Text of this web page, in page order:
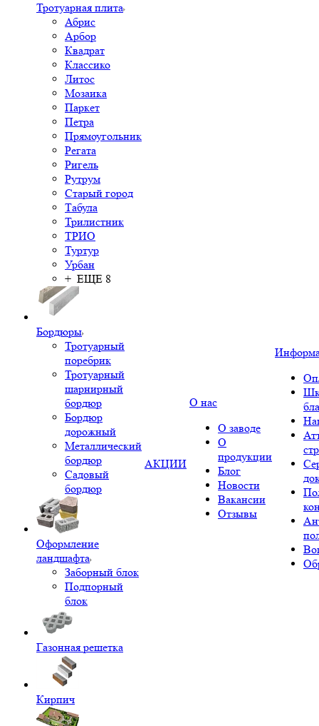
Тротуарная плита
Абрис
Арбор
Квадрат
Классико
Литос
Мозаика
Паркет
Петра
Прямоугольник
Регата
Ригель
Рутрум
Старый город
Табула
Трилистник
ТРИО
Туртур
Урбан
+ ЕЩЕ 8
Бордюры
Тротуарный
поребрик
Тротуарный
шарнирный
бордюр
Бордюр
дорожный
Металлический
бордюр
Садовый
бордюр
Оформление
ландшафта
Заборный блок
Подпорный
блок
Газонная решетка
Кирпич
АКЦИИ
О нас
О заводе
О
продукции
Блог
Новости
Вакансии
Отзывы